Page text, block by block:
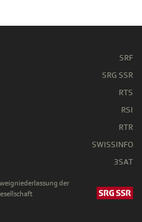
SRF
SRG SSR
RTS
RSI
RTR
SWISSINFO
3SAT
der